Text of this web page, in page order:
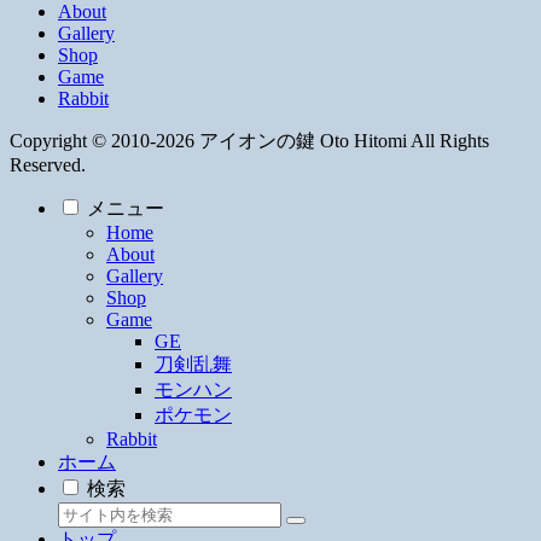
About
Gallery
Shop
Game
Rabbit
Copyright © 2010-2026 アイオンの鍵 Oto Hitomi All Rights
Reserved.
メニュー
Home
About
Gallery
Shop
Game
GE
刀剣乱舞
モンハン
ポケモン
Rabbit
ホーム
検索